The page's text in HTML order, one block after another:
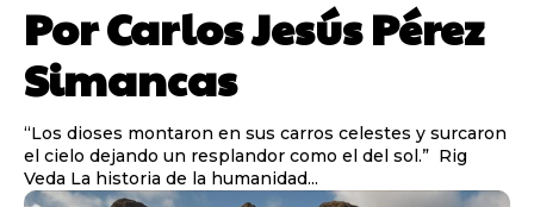
Por Carlos Jesús Pérez
Simancas
“Los dioses montaron en sus carros celestes y surcaron
el cielo dejando un resplandor como el del sol.” Rig
Veda La historia de la humanidad...